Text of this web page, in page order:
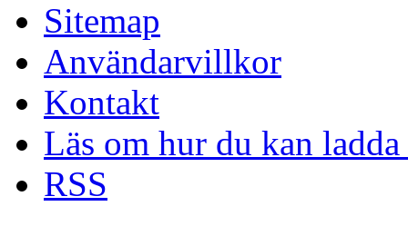
Sitemap
Användarvillkor
Kontakt
Läs om hur du kan
RSS